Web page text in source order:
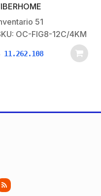
cables ofrecen
a la tracción
gracias a su
Especificaciones
51
OC-FIG8-12C/4KM
11.262.108